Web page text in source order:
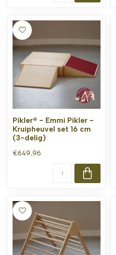
Pikler® - Emmi Pikler -
Kruipheuvel set 16 cm
(3-delig)
€649,96